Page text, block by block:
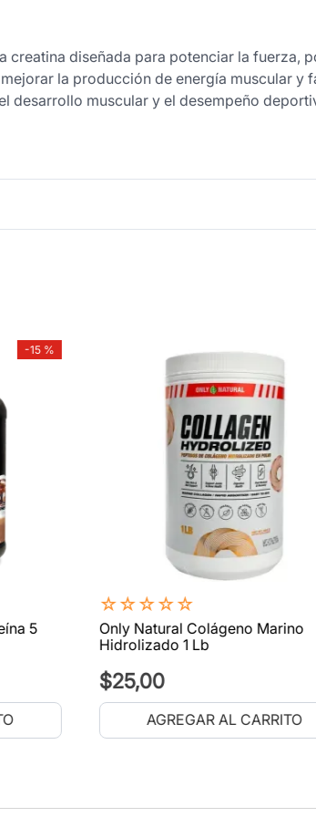
creatina diseñada para potenciar la fuerza,
la producción de energía muscular y
desarrollo muscular y el desempeño
-15 %
5
☆☆☆☆☆
Only Natural Colágeno Marino
Hidrolizado 1 Lb
$25,00
AGREGAR AL CARRITO